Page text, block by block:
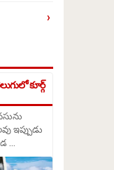
›
కూర్గ్
ఇప్పుడు
...